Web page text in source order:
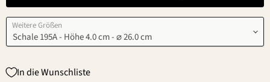
Weitere Größen
In die Wunschliste